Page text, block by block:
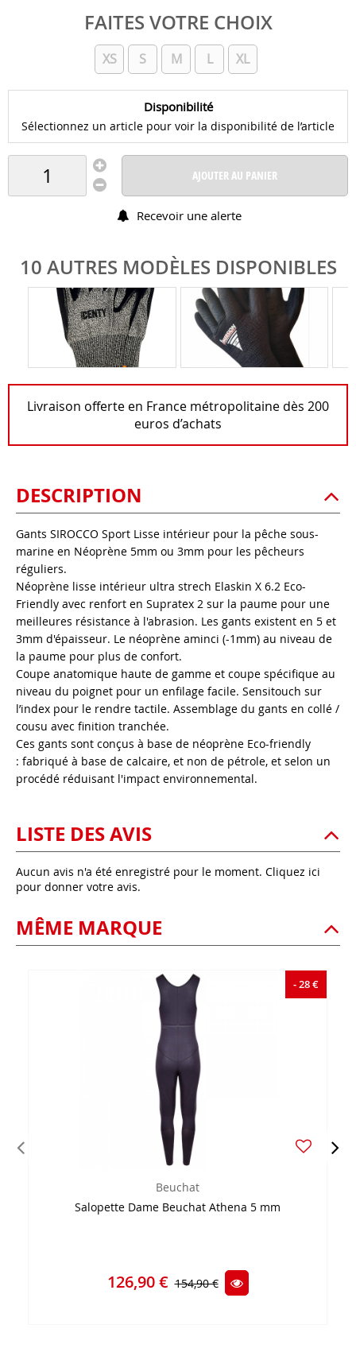
FAITES VOTRE CHOIX
XS S M L XL
Disponibilité
Sélectionnez un article pour voir la disponibilité de l’article
AJOUTER AU PANIER
Recevoir une alerte
Livraison offerte en France métropolitaine dès 200
euros d’achats
10 AUTRES MODÈLES DISPONIBLES
DESCRIPTION
Gants SIROCCO Sport Lisse intérieur pour la pêche sous-
marine en Néoprène 5mm ou 3mm pour les pêcheurs
réguliers.
Néoprène lisse intérieur ultra strech Elaskin X 6.2 Eco-
Friendly avec renfort en Supratex 2 sur la paume pour une
meilleures résistance à l'abrasion. Les gants existent en 5 et
3mm d'épaisseur. Le néoprène aminci (-1mm) au niveau de
la paume pour plus de confort.
Coupe anatomique haute de gamme et coupe spécifique au
niveau du poignet pour un enfilage facile. Sensitouch sur
l’index pour le rendre tactile. Assemblage du gants en collé /
cousu avec finition tranchée.
Ces gants sont conçus à base de néoprène Eco-friendly
: fabriqué à base de calcaire, et non de pétrole, et selon un
procédé réduisant l'impact environnemental.
LISTE DES AVIS
Aucun avis n'a été enregistré pour le moment. Cliquez ici
pour donner votre avis.
MÊME MARQUE
- 28 €
Beuchat
Salopette Dame Beuchat Athena 5 mm
126,90 € 154,90 €